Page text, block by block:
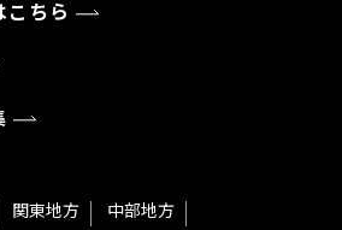
こちら
関東地方
中部地方